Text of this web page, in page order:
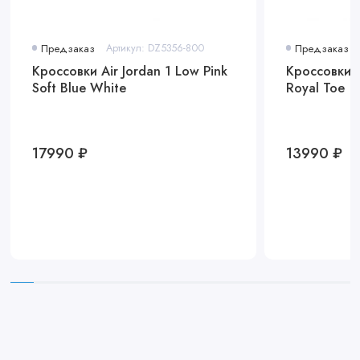
Предзаказ Артикул: DZ5356-800
Кроссовки Air Jordan 1 Low Pink
Soft Blue White
17990 ₽
Предзаказ
Кроссовки
Royal Toe
13990 ₽